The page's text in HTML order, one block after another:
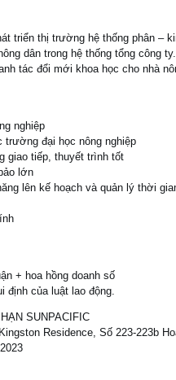
triển thị trường hệ thống phân –
dân trong hệ thống tổng công ty.
tác đổi mới khoa học cho nhà
nghiệp
đại học nông nghiệp
giao tiếp, thuyết trình tốt
lớn
lên kế hoạch và quản lý thời
+ hoa hồng doanh số
định của luật lao động.
SUNPACIFIC
Residence, Số 223-223b